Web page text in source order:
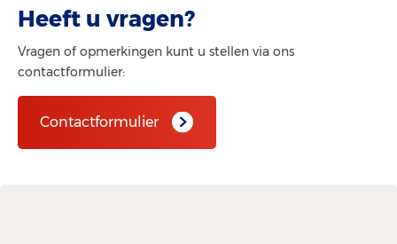
Heeft u vragen?
Vragen of opmerkingen kunt u stellen via ons
contactformulier:
Contactformulier